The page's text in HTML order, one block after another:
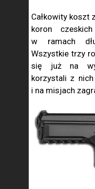
Całkowity koszt
koron
w ramach
Wszystkie trzy
się już na
korzystali z
i na misjach